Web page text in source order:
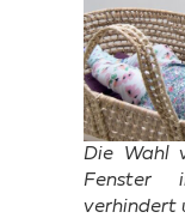
Die Wahl
Fenster
verhindert